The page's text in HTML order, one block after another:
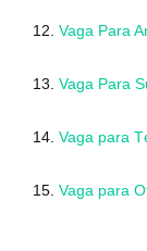
12. Vaga Para
13. Vaga Para
14. Vaga para
15. Vaga para